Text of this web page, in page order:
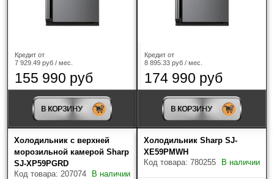
Доставка
Доставку заказанной вами продукции мы
осуществляем в кратчайшие сроки по Москве,
Московской области, Калуге и Калужской области.
Кредит от
7 929.49 руб / мес.
155 990 руб
В КОРЗИНУ
Кредит от
8 895.33 руб / мес.
174 990 руб
В КОРЗИНУ
Холодильник с верхней
морозильной камерой Sharp
SJ-XP59PGRD
Код товара: 207074
В наличии
Холодильник Sharp SJ-
XE59PMWH
Код товара: 780255
В наличии